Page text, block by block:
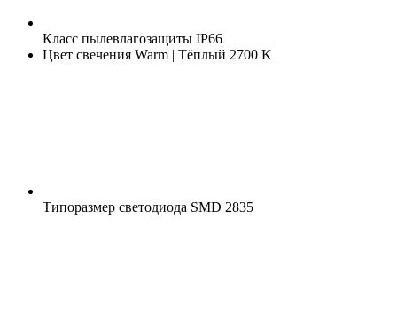
Класс пылевлагозащиты IP66
Цвет свечения Warm | Тёплый 2700 K
Типоразмер светодиода SMD 2835